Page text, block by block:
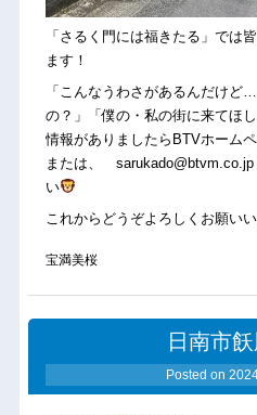
「さるく門には福きたる」では
ます！
「こんなうわさがあるんだけど
の？」「僕の・私の街に来てほ
情報がありましたらBTVホームペ
または、
い
これからどうぞよろしくお願い
宝満美桜
日南市飫
Posted on